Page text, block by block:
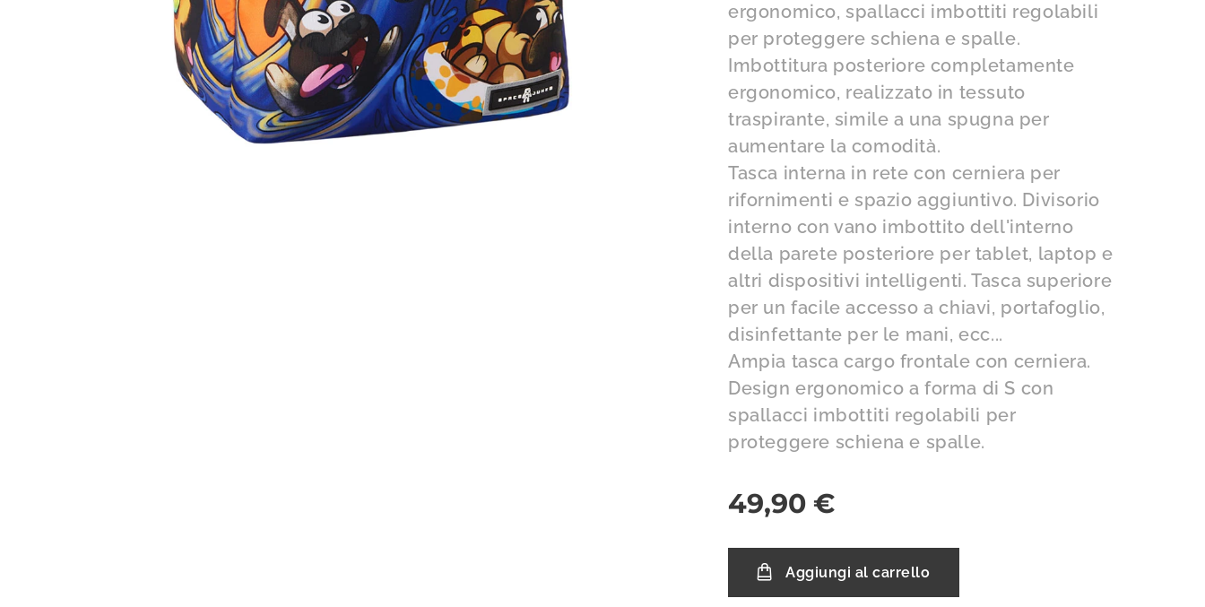
ergonomico, spallacci imbottiti regolabili
per proteggere schiena e spalle.
Imbottitura posteriore completamente
ergonomico, realizzato in tessuto
traspirante, simile a una spugna per
aumentare la comodità.
Tasca interna in rete con cerniera per
rifornimenti e spazio aggiuntivo. Divisorio
interno con vano imbottito dell'interno
della parete posteriore per tablet, laptop e
altri dispositivi intelligenti. Tasca superiore
per un facile accesso a chiavi, portafoglio,
disinfettante per le mani, ecc...
Ampia tasca cargo frontale con cerniera.
Design ergonomico a forma di S con
spallacci imbottiti regolabili per
proteggere schiena e spalle.
49,90 €
Aggiungi al carrello